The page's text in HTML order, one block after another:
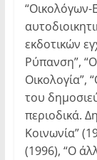
“Οικολόγων-
εκδοτικών
Ρύπανση”,
Οικολογία”,
του
περιοδικά.
Κοινωνία”
(1996), “Ο